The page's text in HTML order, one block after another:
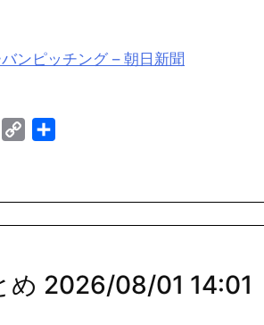
ンピッチング – 朝日新聞
Email
Copy
め 2026/08/01 14:01